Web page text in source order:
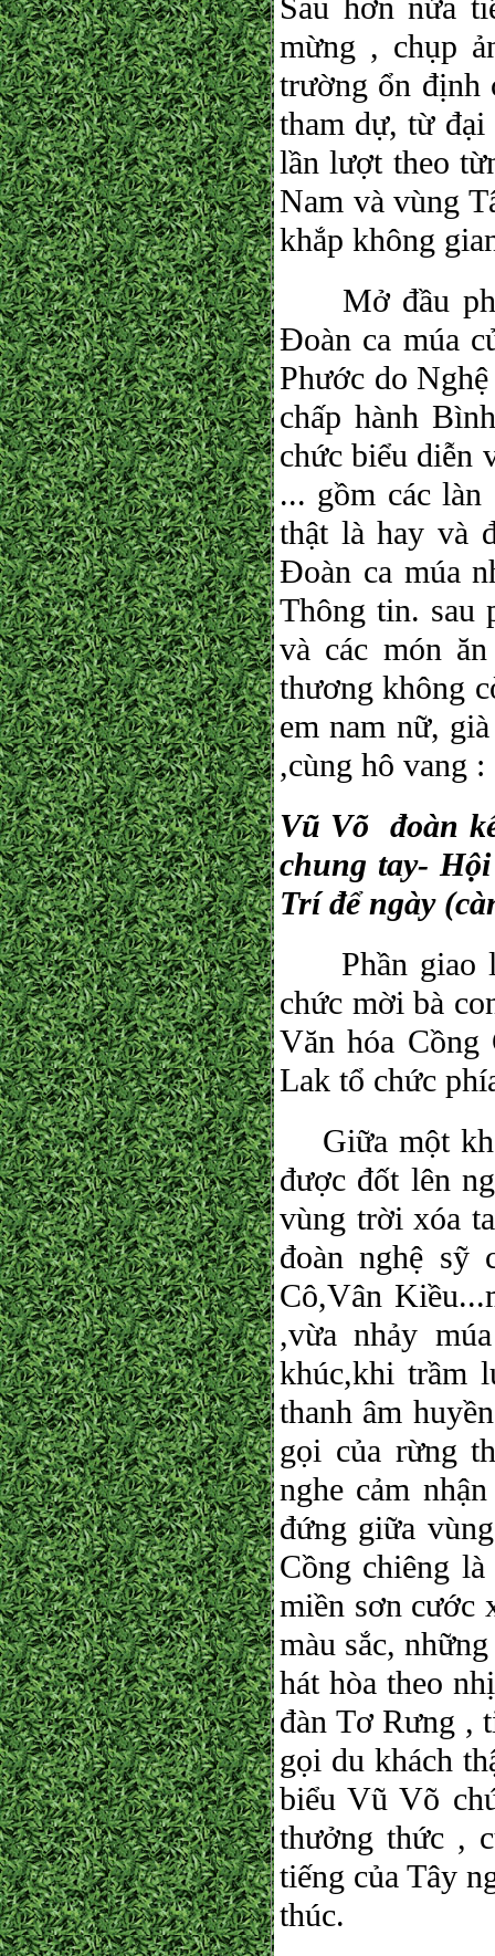
Sau hơn nửa
mừng , chụp
trường ổn định
tham dự, từ đại
lần lượt theo
Nam và vùng
khắp không
Mở đầu
Đoàn ca múa
Phước do
chấp hành
chức biểu diễn
... gồm các làn
thật là hay và
Đoàn ca múa
Thông tin. sau
và các món
thương không
em nam nữ,
,cùng hô vang :
Vũ Võ đoàn
chung tay-
Trí để ngày
Phần giao
chức mời bà
Văn hóa Cồng
Lak tổ chức
Giữa một
được đốt lên
vùng trời xóa
đoàn nghệ sỹ
Cô,Vân
,vừa nhảy
khúc,khi trầm
thanh âm
gọi của rừng
nghe cảm
đứng giữa
Cồng chiêng
miền sơn cước
màu sắc,
hát hòa theo
đàn Tơ Rưng ,
gọi du khách
biểu Vũ Võ
thưởng thức ,
tiếng của Tây
thúc.